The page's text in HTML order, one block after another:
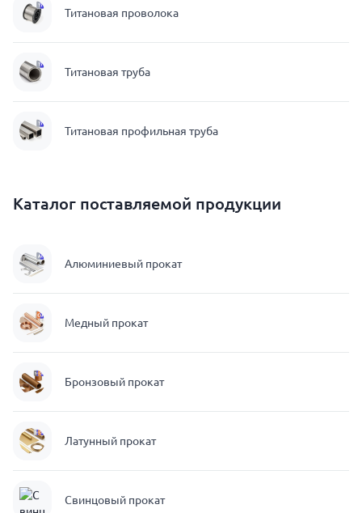
Титановая проволока
Титановая труба
Титановая профильная труба
Каталог поставляемой продукции
Алюминиевый прокат
Медный прокат
Бронзовый прокат
Латунный прокат
Свинцовый прокат